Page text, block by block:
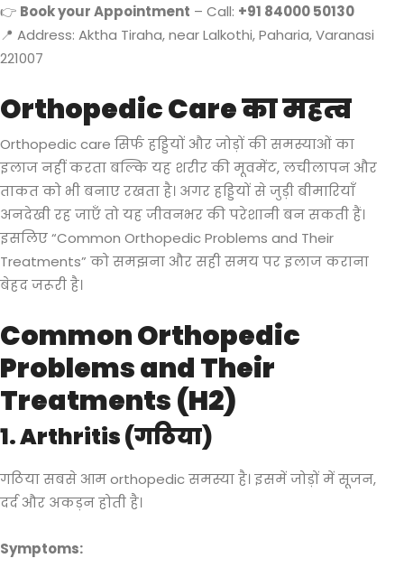
👉 Book your Appointment – Call: +91 84000 50130
📍 Address: Aktha Tiraha, near Lalkothi, Paharia, Varanasi
221007
Orthopedic Care का महत्व
Orthopedic care सिर्फ हड्डियों और जोड़ों की समस्याओं का
इलाज नहीं करता बल्कि यह शरीर की मूवमेंट, लचीलापन और
ताकत को भी बनाए रखता है। अगर हड्डियों से जुड़ी बीमारियाँ
अनदेखी रह जाएँ तो यह जीवनभर की परेशानी बन सकती हैं।
इसलिए “Common Orthopedic Problems and Their
Treatments” को समझना और सही समय पर इलाज कराना
बेहद जरूरी है।
Common Orthopedic
Problems and Their
Treatments (H2)
1. Arthritis (गठिया)
गठिया सबसे आम orthopedic समस्या है। इसमें जोड़ों में सूजन,
दर्द और अकड़न होती है।
Symptoms: